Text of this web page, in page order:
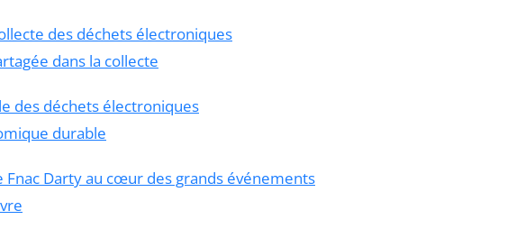
des déchets électroniques
dans la collecte
des déchets électroniques
durable
Fnac Darty au cœur des grands événements